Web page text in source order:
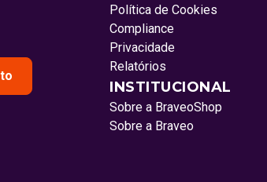
Política de Cookies
Compliance
Privacidade
Relatórios
INSTITUCIONAL
Sobre a BraveoShop
Sobre a Braveo